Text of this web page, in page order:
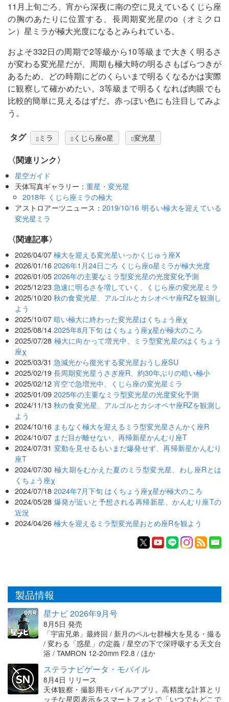
11月上旬ごろ、宵から深夜に南の空に見えているくじら座
の胸のあたりに位置する、長周期変光星のο（オミクロ
ン）星ミラが極大光度になるとみられている。
およそ332日の周期で2等級から10等級まで大きく明るさ
が変わる変光星だが、周期も極大時の明るさもばらつきが
あるため、どの時期にどのくらいまで明るくなるかは実際
に観察して確かめたい。3等級まで明るくなれば肉眼でも
比較的簡単に見えるはずだ。赤っぽい色にも注目してみよ
う。
タグ ミラ くじら座ο星 変光星
〈関連リンク〉
星空ガイド
天体写真ギャラリー：重星・変光星
2018年 くじら座ミラの極大
アストロアーツニュース：2019/10/16 明るい極大を迎えている
変光星ミラ
関連記事
2026/04/07 極大を迎える変光星いっかくじゅう座X
2026/01/16 2026年1月24日ごろ くじら座ο星ミラが極大光度
2026/01/05 2026年の主要なミラ型変光星の光度変化予測
2025/12/23 急速に明るさを増していく、くじら座の変光星ミラ
2025/10/20 秋の食変光星、アルゴルとカシオペヤ座RZを観測し
よう
2025/10/07 暗い極大に終わった変光星はくちょう座χ
2025/08/14 2025年8月下旬 はくちょう座χ星が極大のころ
2025/07/28 極大に向かって増光中、ミラ型変光星のはくちょう
座χ
2025/03/31 急減光から復光する変光星おうし座SU
2025/02/19 長周期変光星うさぎ座R、約30年ぶりの暗い極小
2025/02/12 宵空で急増光中、くじら座の変光星ミラ
2025/01/09 2025年の主要なミラ型変光星の光度変化予測
2024/11/13 秋の食変光星、アルゴルとカシオペヤ座RZを観測し
よう
2024/10/16 まもなく極大を迎えるミラ型変光星さんかく座R
2024/10/07 まだ目が離せない、再帰新星かんむり座T
2024/07/31 変動を見せるもいまだ爆発せず、再帰新星かんむり
座T
2024/07/30 極大期をむかえた夏のミラ型変光星、わし座Rとは
くちょう座χ
2024/07/18 2024年7月下旬 はくちょう座χ星が極大のころ
2024/05/28 爆発が近いと予想される再帰新星、かんむり座Tの
近況
2024/04/26 極大を迎えるミラ型変光星おとめ座Rを観よう
製品情報
星ナビ 2026年9月号
8月5日 発売
「宇宙兄弟」最終回 / 新月のペルセ群極大を見る・撮る
/ 変わる「惑星」の定義 / 星空の下で深呼吸する天文台
浴 / TAMRON 12-20mm F2.8 / ほか
ステラナビゲータ・モバイル
8月4日 リリース
天体観察・撮影用モバイルアプリ。高精度な計算とリ
ッチな星図表示をスマートフォンで「いつでもどこで